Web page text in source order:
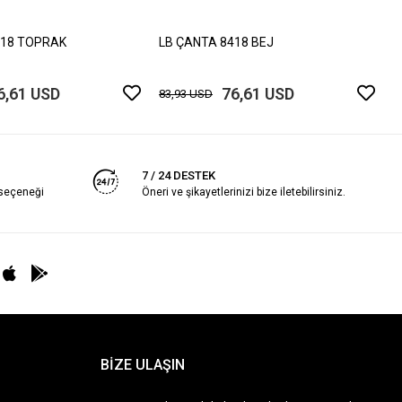
TOPRAK
USD
LB ÇANTA 8418 BEJ
83,93 USD 76,61 USD
7 / 24 DESTEK
Öneri ve şikayetlerinizi bize iletebilirsiniz.
BİZE ULAŞIN